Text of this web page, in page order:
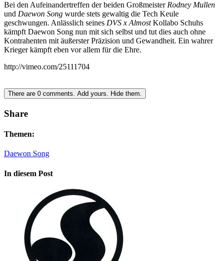
Bei den Aufeinandertreffen der beiden Großmeister Rodney Mullen
und Daewon Song wurde stets gewaltig die Tech Keule
geschwungen. Anlässlich seines DVS x AlmostKollabo Schuhs
kämpft Daewon Song nun mit sich selbst und tut dies auch ohne
Kontrahenten mit äußerster Präzision und Gewandheit. Ein wahrer
Krieger kämpft eben vor allem für die Ehre.
http://vimeo.com/25111704
There are 0 comments. Add yours. Hide them.
Share
Themen:
Daewon Song
In diesem Post